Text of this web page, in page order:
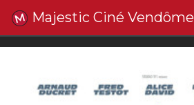
Majestic Ciné Vendôme